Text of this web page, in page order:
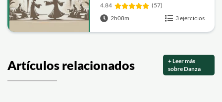
4.84
(57)
2h08m
3 ejercicios
Artículos relacionados
+ Leer más
sobre Danza